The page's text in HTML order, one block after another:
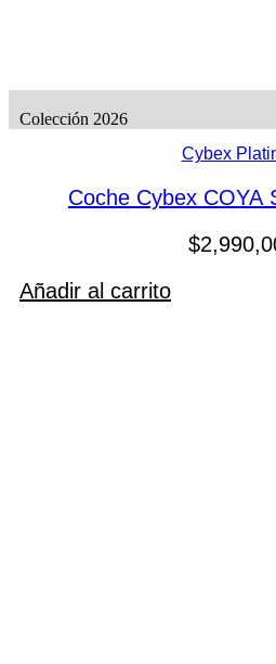
Colección 2026
Cybex
Coche Cybex COYA
$
Añadir al carrito